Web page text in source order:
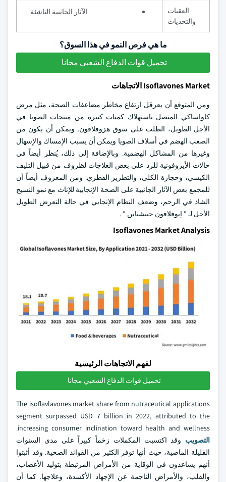
العقبات
والتحديات
الآثار الجانبية الناشئة
ما هي فرص النمو في هذا السوق؟
تحميل قوات الدفاع الشعبي مجانا
Isoflavones Market الاتجاهات
ومن المتوقع أن يعرقل ارتفاع مخاطر مضاعفات الصحة، مثل مرض
كاواساكي المتصل باستهلاك كميات كبيرة من منتجات الصويا في
الأجل الطويل، الطلب على سوق هزوفلافون. ويمكن أن يكون من
الصعب الهضم في أسلاف الصويا ويمكن أن يسبب الإمساك والإسهال
وغيرها من المشاكل الهضمية. وبالإضافة إلى ذلك، يُنظر أيضاً في
حالات الأيزوفونية للرد على بعض العلاجات لظروف من قبيل التليف
الكيسي، وحجارة الكلى، والتطريز الفطري. ومن المعروف أيضاً أن
للمجمع بعض الآثار الجانبية على الصحة الإنجابية للإناث مع نمو النسيج
الشاذ في الرحم، وضعف النظام الإنجابي في حالة التعرض الطويل
الأجل لـ " إيوفلافون جينشتاين " .
Isoflavones Market Analysis
لفهم الاتجاهات الرئيسية
تحميل قوات الدفاع الشعبي مجانا
The isoflavlavones market share from nutraceutical applications
segment surpassed USD 7 billion in 2022, attributed to the
increasing consumer inclination toward health and wellness.
التصويب وقد اكتسبت المكملات زخماً كبيراً على مدى السنوات
القليلة الماضية، حيث أنها توفر الكثير من الفوائد الصحية. وقد أثبتوا
أنهم يساعدون في الوقاية من الأمراض المرتبطة بتوليد الأعصاب،
والقلب، والأمراض الناجمة عن الإجهاد الأكسدة، وعلاجها. كما أن